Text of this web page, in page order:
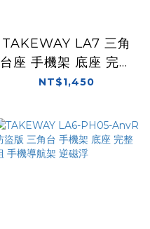
TAKEWAY LA7 三角
台座 手機架 底座 完整
組 手機導航架 適用黑
NT$1,450